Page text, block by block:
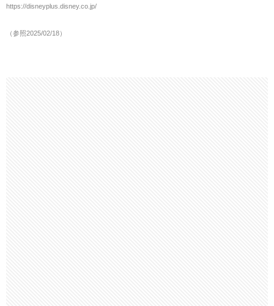
https://disneyplus.disney.co.jp/
（参照2025/02/18）